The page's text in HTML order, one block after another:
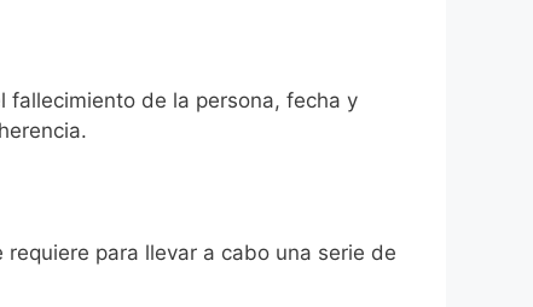
fallecimiento de la persona, fecha y
para llevar a cabo una serie de